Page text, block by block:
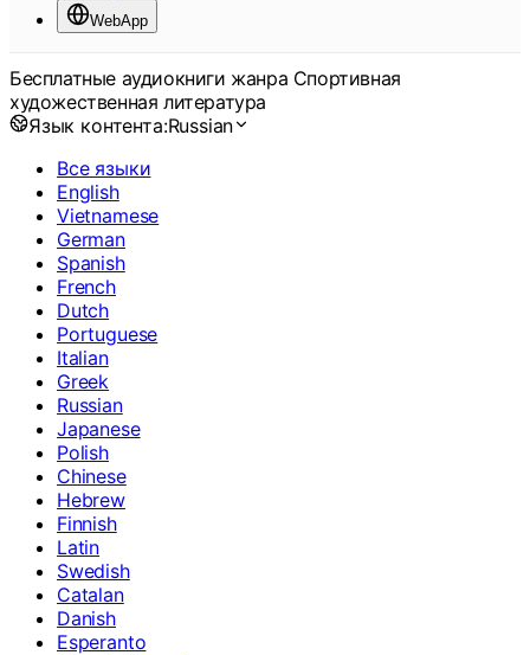
WebApp
Бесплатные аудиокниги жанра Спортивная
художественная литература
Язык контента:Russian
Все языки
English
Vietnamese
German
Spanish
French
Dutch
Portuguese
Italian
Greek
Russian
Japanese
Polish
Chinese
Hebrew
Finnish
Latin
Swedish
Catalan
Danish
Esperanto